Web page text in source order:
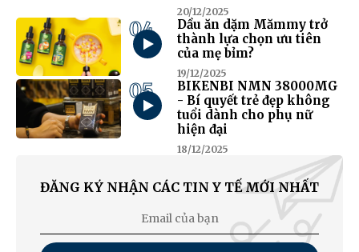
20/12/2025
04
Dầu ăn dặm Mămmy trở
thành lựa chọn ưu tiên
của mẹ bỉm?
19/12/2025
05
BIKENBI NMN 38000MG
- Bí quyết trẻ đẹp không
tuổi dành cho phụ nữ
hiện đại
18/12/2025
ĐĂNG KÝ NHẬN CÁC TIN Y TẾ MỚI NHẤT